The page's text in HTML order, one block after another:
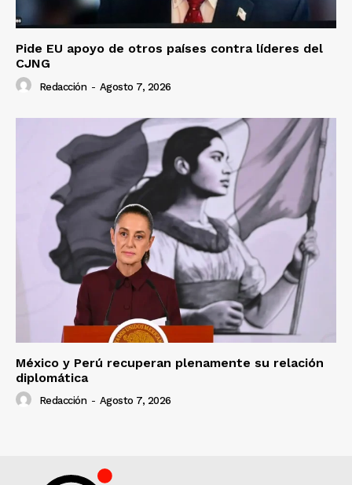
Pide EU apoyo de otros países contra líderes del
CJNG
Redacción - Agosto 7, 2026
México y Perú recuperan plenamente su relación
diplomática
Redacción - Agosto 7, 2026